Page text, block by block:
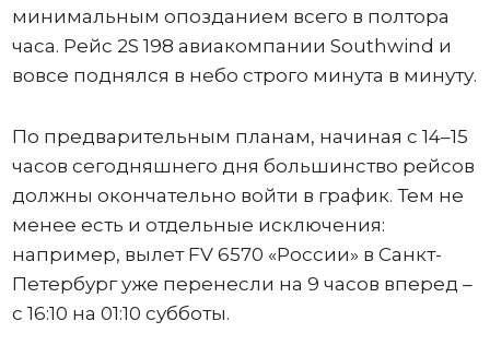
минимальным опозданием всего в полтора
часа. Рейс 2S 198 авиакомпании Southwind и
вовсе поднялся в небо строго минута в минуту.
По предварительным планам, начиная с 14–15
часов сегодняшнего дня большинство рейсов
должны окончательно войти в график. Тем не
менее есть и отдельные исключения:
например, вылет FV 6570 «России» в Санкт-
Петербург уже перенесли на 9 часов вперед –
с 16:10 на 01:10 субботы.